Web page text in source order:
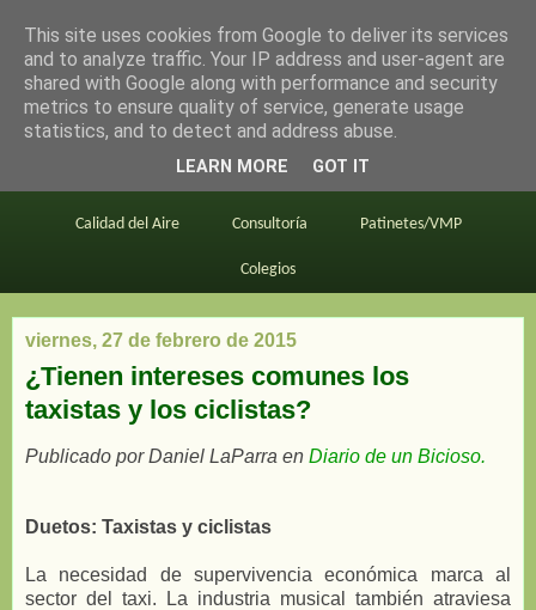
en bici por madrid
Este blog BiciMAD Primeros consejos
Calidad del Aire Consultoría Patinetes/VMP
Colegios
viernes, 27 de febrero de 2015
¿Tienen intereses comunes los
taxistas y los ciclistas?
Publicado por Daniel LaParra en Diario de un Bicioso.
Duetos: Taxistas y ciclistas
La necesidad de supervivencia económica marca al
sector del taxi. La industria musical también atraviesa
This site uses cookies from Google to deliver its services
and to analyze traffic. Your IP address and user-agent are
shared with Google along with performance and security
metrics to ensure quality of service, generate usage
statistics, and to detect and address abuse.
LEARN MORE GOT IT